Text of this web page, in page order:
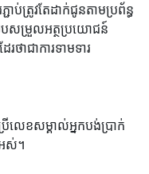
ប់ត្រូវតែដាក់ជូនតាមប្រព័ន្ធ
សម្រួលអត្ថប្រយោជន៍
ថាជាការទាមទារ
លេខសម្គាល់អ្នកបង់ប្រាក់
អស់។